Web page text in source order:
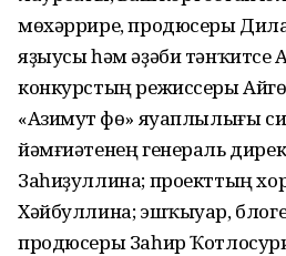
мөхәррире, продюсеры
яҙыусы һәм әҙәби
конкурстың режиссеры
«Азимут Өфө» яуаплылығы
йәмғиәтенең генераль
Заһиҙуллина; проекттың
Хәйбуллина; эшҡыуар,
продюсеры Заһир